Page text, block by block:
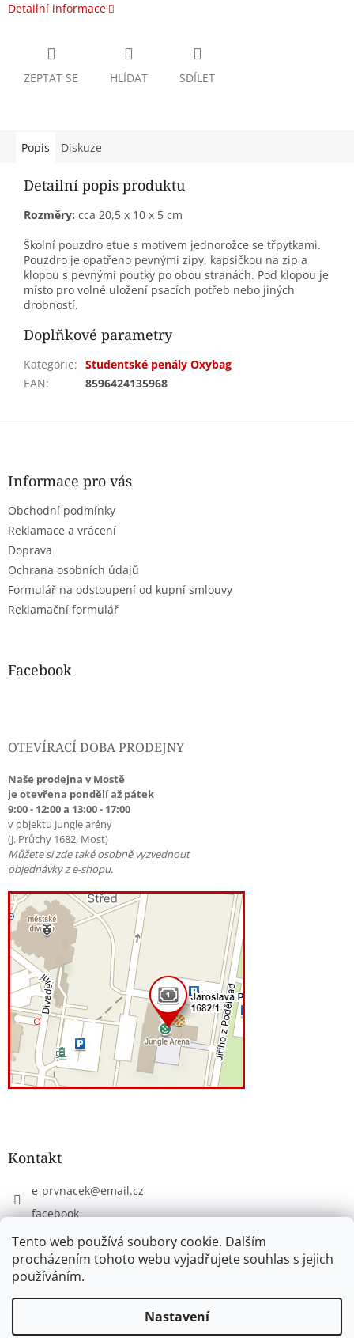
Tento web používá soubory cookie. Dalším
procházením tohoto webu vyjadřujete souhlas s jejich
používáním.
Nastavení
Detailní informace
ZEPTAT SE HLÍDAT SDÍLET
Popis Diskuze
Detailní popis produktu
Rozměry: cca 20,5 x 10 x 5 cm
Školní pouzdro etue s motivem jednorožce se třpytkami.
Pouzdro je opatřeno pevnými zipy, kapsičkou na zip a
klopou s pevnými poutky po obou stranách. Pod klopou je
místo pro volné uložení psacích potřeb nebo jiných
drobností.
Doplňkové parametry
Kategorie: Studentské penály Oxybag
EAN: 8596424135968
Z
Informace pro vás
Obchodní podmínky
Reklamace a vrácení
Doprava
Ochrana osobních údajů
Formulář na odstoupení od kupní smlouvy
Reklamační formulář
Facebook
OTEVÍRACÍ DOBA PRODEJNY
Naše prodejna v Mostě
je otevřena pondělí až pátek
9:00 - 12:00 a 13:00 - 17:00
v objektu Jungle arény
(J. Průchy 1682, Most)
Můžete si zde také osobně vyzvednout
objednávky z e-shopu.
Kontakt
e-prvnacek@email.cz
facebook
eprvnacek